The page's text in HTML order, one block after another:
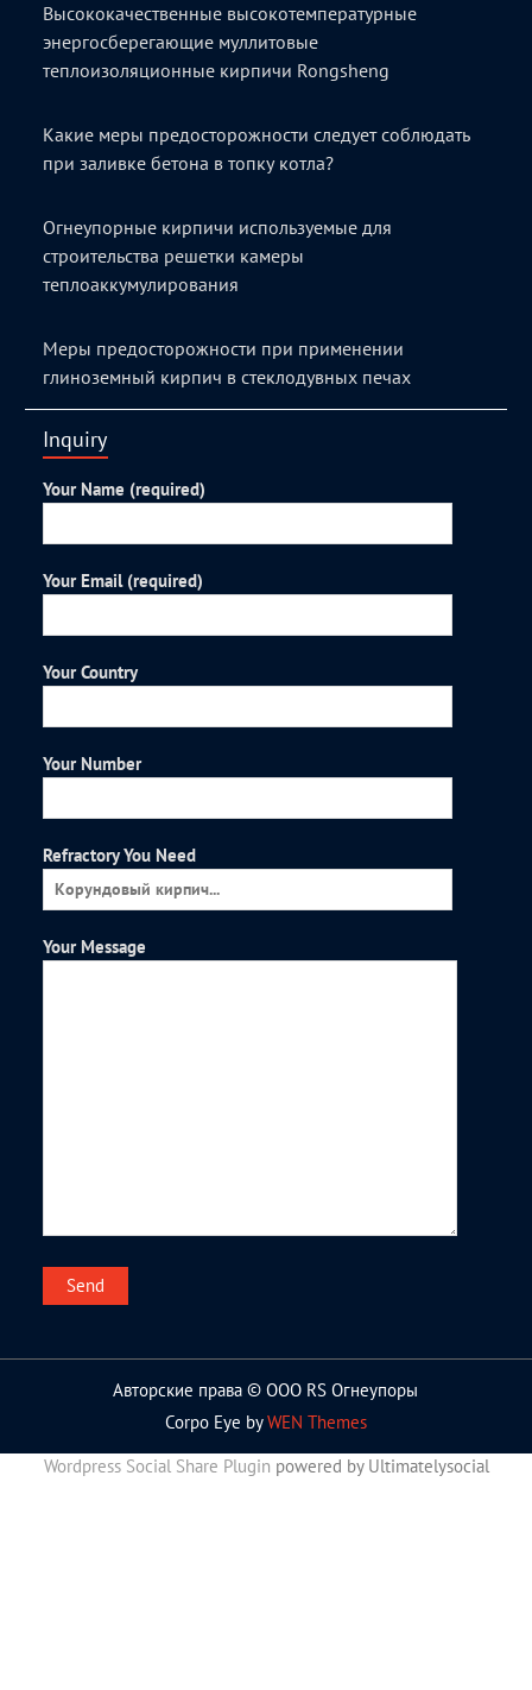
Высококачественные высокотемпературные
энергосберегающие муллитовые
теплоизоляционные кирпичи Rongsheng
Какие меры предосторожности следует соблюдать
при заливке бетона в топку котла?
Огнеупорные кирпичи используемые для
строительства решетки камеры
теплоаккумулирования
Меры предосторожности при применении
глиноземный кирпич в стеклодувных печах
Inquiry
Your Name (required)
Your Email (required)
Your Country
Your Number
Refractory You Need
Your Message
Авторские права © ООО RS Огнеупоры
Corpo Eye byWEN Themes
Wordpress Social Share Plugin powered by Ultimatelysocial